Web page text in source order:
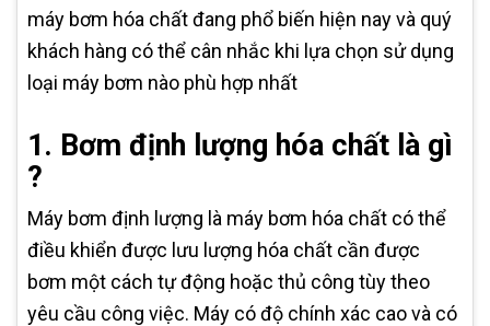
máy bơm hóa chất đang phổ biến hiện nay và quý
khách hàng có thể cân nhắc khi lựa chọn sử dụng
loại máy bơm nào phù hợp nhất
1. Bơm định lượng hóa chất là gì
?
Máy bơm định lượng là máy bơm hóa chất có thể
điều khiển được lưu lượng hóa chất cần được
bơm một cách tự động hoặc thủ công tùy theo
yêu cầu công việc. Máy có độ chính xác cao và có